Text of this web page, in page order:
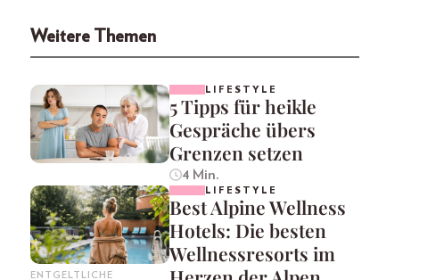
Weitere Themen
LIFESTYLE
5 Tipps für heikle
Gespräche übers
Grenzen setzen
4 Min.
ENTGELTLICHE
LIFESTYLE
Best Alpine Wellness
Hotels: Die besten
Wellnessresorts im